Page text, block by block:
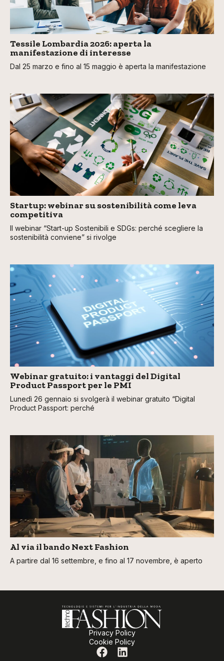
Tessile Lombardia 2026: aperta la
manifestazione di interesse
Dal 25 marzo e fino al 15 maggio è aperta la manifestazione
Startup: webinar su sostenibilità come leva
competitiva
Il webinar “Start-up Sostenibili e SDGs: perché scegliere la
sostenibilità conviene” si rivolge
Webinar gratuito: i vantaggi del Digital
Product Passport per le PMI
Lunedì 26 gennaio si svolgerà il webinar gratuito “Digital
Product Passport: perché
Al via il bando Next Fashion
A partire dal 16 settembre, e fino al 17 novembre, è aperto
Privacy Policy
Cookie Policy